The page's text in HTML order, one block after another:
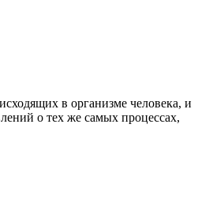
в организме человека, и
о тех же самых процессах,